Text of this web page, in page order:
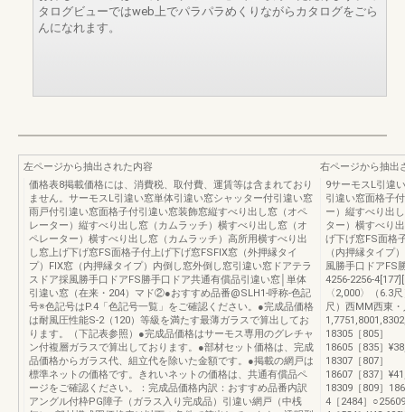
タログビューではweb上でパラパラめくりながらカタログをごら
んになれます。
左ページから抽出された内容
価格表8掲載価格には、消費税、取付費、運賃等は含まれており
ません。サーモスL引違い窓単体引違い窓シャッター付引違い窓
雨戸付引違い窓面格子付引違い窓装飾窓縦すべり出し窓（オペ
レーター）縦すべり出し窓（カムラッチ）横すべり出し窓（オ
ペレーター）横すべり出し窓（カムラッチ）高所用横すべり出
し窓上げ下げ窓FS面格子付上げ下げ窓FSFIX窓（外押縁タイ
プ）FIX窓（内押縁タイプ）内倒し窓外倒し窓引違い窓ドアテラ
スドア採風勝手口ドアFS勝手口ドア共通有償品引違い窓│単体
引違い窓（在来・204）マド②●おすすめ品番@SLH1-呼称-色記
号※色記号はP.4「色記号一覧」をご確認ください。●完成品価格
は耐風圧性能S-2（120）等級を満たす最薄ガラスで算出してお
ります。（下記表参照）●完成品価格はサーモス専用のグレチャ
ン付複層ガラスで算出しております。●部材セット価格は、完成
品価格からガラス代、組立代を除いた金額です。●掲載の網戸は
標準ネットの価格です。きれいネットの価格は、共通有償品ペ
ージをご確認ください。：完成品価格内訳：おすすめ品番内訳
アングル付枠PG障子（ガラス入り完成品）引違い網戸（中桟
右ページから抽出
9サーモスL引違
引違い窓面格子
ー）縦すべり出
ター）横すべり
げ下げ窓FS面格
（内押縁タイプ
風勝手口ドアFS
4256-2256-
〈2,000〉（6.3
尺）西MM西東
18305［805］
18605［835］
18307［807］
18607［837］
18309［809］
4［2484］